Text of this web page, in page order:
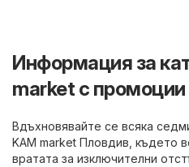
Информация за
market с
Вдъхновявайте се всяка
KAM market Пловдив, където
вратата за изключителни